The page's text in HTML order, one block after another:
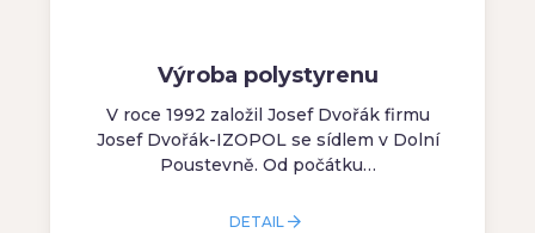
Výroba polystyrenu
V roce 1992 založil Josef Dvořák firmu
Josef Dvořák-IZOPOL se sídlem v Dolní
Poustevně. Od počátku…
DETAIL